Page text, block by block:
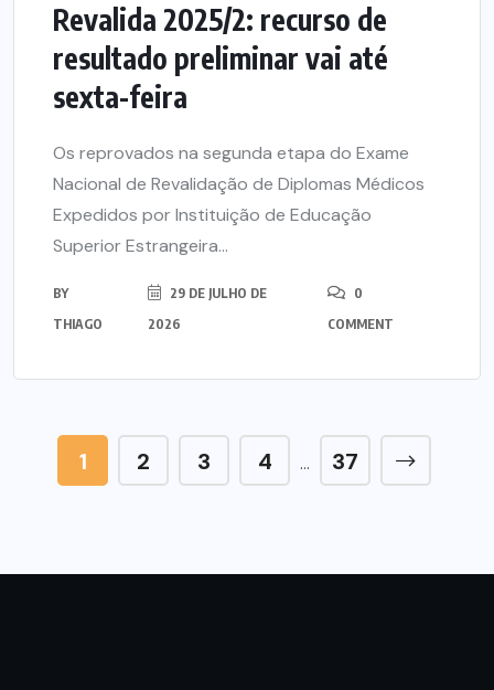
Revalida 2025/2: recurso de
resultado preliminar vai até
sexta-feira
Os reprovados na segunda etapa do Exame
Nacional de Revalidação de Diplomas Médicos
Expedidos por Instituição de Educação
Superior Estrangeira...
BY
THIAGO
29 DE JULHO DE
2026
0
COMMENT
1 2 3 4 … 37